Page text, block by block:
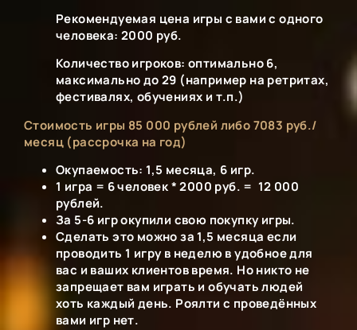
Рекомендуемая цена игры с вами с одного
человека: 2000 руб.
Количество игроков: оптимально 6,
максимально до 29 (например на ретритах,
фестивалях, обучениях и т.п.)
Стоимость игры 85 000 рублей либо 7083 руб./
месяц (рассрочка на год)
Окупаемость: 1,5 месяца, 6 игр.
1 игра = 6 человек * 2000 руб. = 12 000
рублей.
За 5-6 игр окупили свою покупку игры.
Сделать это можно за 1,5 месяца если
проводить 1 игру в неделю в удобное для
вас и ваших клиентов время. Но никто не
запрещает вам играть и обучать людей
хоть каждый день. Роялти с проведённых
вами игр нет.